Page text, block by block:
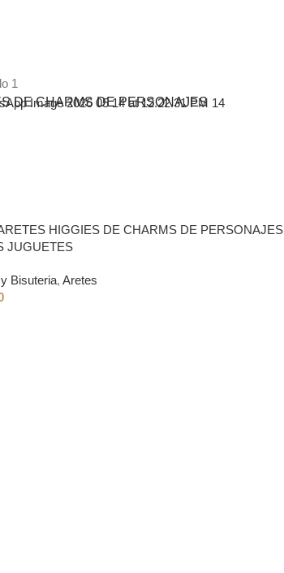
DE CHARMS DE PERSONAJES
HIGGIES DE CHARMS DE PERSONAJES
JUGUETES
Bisuteria, Aretes